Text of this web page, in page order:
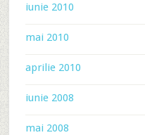
iunie 2010
mai 2010
aprilie 2010
iunie 2008
mai 2008